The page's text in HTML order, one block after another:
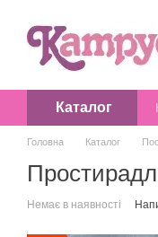
Каталог
Головна Каталог
Немає в наявності